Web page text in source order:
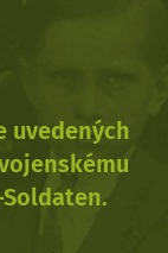
uvedených